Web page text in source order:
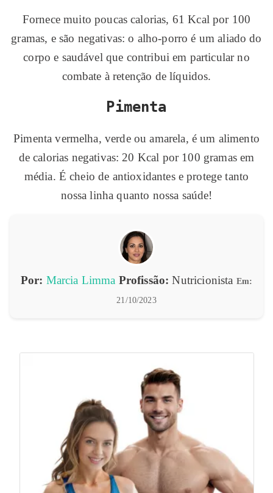
Fornece muito poucas calorias, 61 Kcal por 100
gramas, e são negativas: o alho-porro é um aliado do
corpo e saudável que contribui em particular no
combate à retenção de líquidos.
Pimenta
Pimenta vermelha, verde ou amarela, é um alimento
de calorias negativas: 20 Kcal por 100 gramas em
média. É cheio de antioxidantes e protege tanto
nossa linha quanto nossa saúde!
Por: Marcia Limma Profissão: Nutricionista Em:
21/10/2023